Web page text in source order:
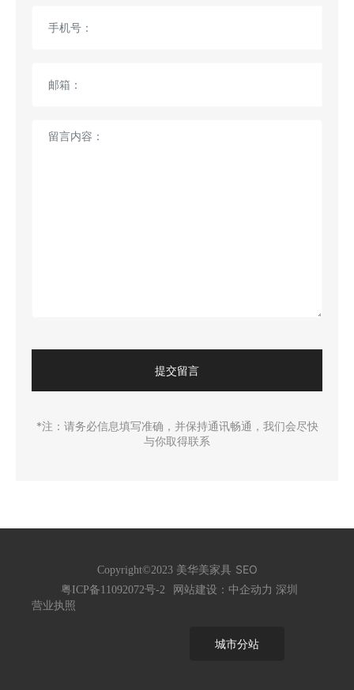
提交留言
*注：请务必信息填写准确，并保持通讯畅通，我们会尽快
与你取得联系
Copyright©2023 美华美家具 SEO
粤ICP备11092072号-2 网站建设：中企动力 深圳
营业执照
城市分站